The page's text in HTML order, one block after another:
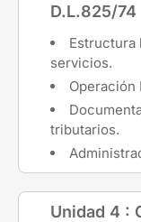
D.L.825/74
Estructura
servicios.
Operación
tributarios.
Unidad 4 :